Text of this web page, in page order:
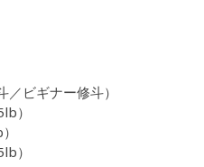
／ビギナー修斗）
）
）